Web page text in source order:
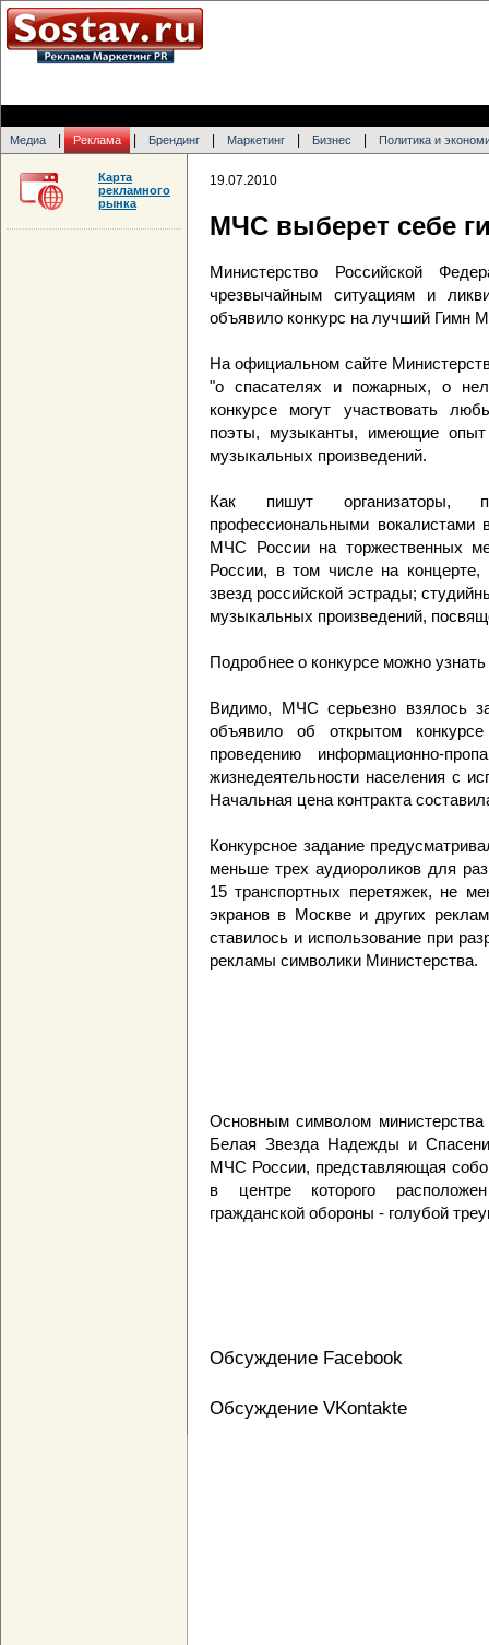
Медиа Реклама Брендинг Маркетинг Бизнес Политика и
19.07.2010
МЧС выберет себе
Министерство Российской
чрезвычайным ситуациям и
объявило конкурс на лучший Гимн
На официальном сайте
"о спасателях и пожарных, о
конкурсе могут участвовать
поэты, музыканты, имеющие опыт
музыкальных произведений.
Как пишут организаторы,
профессиональными вокалистами
МЧС России на торжественных
России, в том числе на
звезд российской эстрады;
музыкальных произведений,
Подробнее о конкурсе можно
Видимо, МЧС серьезно взялось
объявило об открытом
проведению информационно-
жизнедеятельности населения с
Начальная цена контракта
Конкурсное задание
меньше трех аудиороликов для
15 транспортных перетяжек, не
экранов в Москве и других
ставилось и использование при
рекламы символики Министерства.
Основным символом
Белая Звезда Надежды и
МЧС России, представляющая
в центре которого
гражданской обороны - голубой
Обсуждение Facebook
Обсуждение VKontakte
Карта
рекламного
рынка